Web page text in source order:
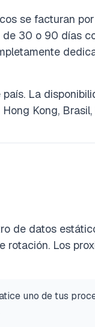
se facturan
30 o 90 días
La
Kong,
de datos
rotación. Los
uno de tus